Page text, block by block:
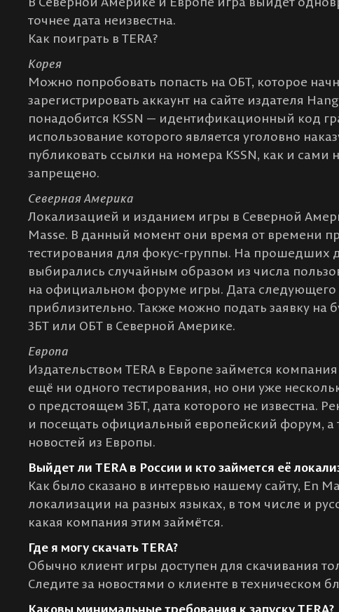
точнее дата неизвестна.
Как поиграть в TERA?
Корея
Можно попробовать попасть на ОБТ, которое
зарегистрировать аккаунт на сайте издателя
понадобится KSSN — идентификационный код
использование которого является уголовно
публиковать ссылки на номера KSSN, как и сами
запрещено.
Северная Америка
Локализацией и изданием игры в Северной
Masse. В данный момент они время от времени
тестирования для фокус-группы. На прошедших
выбирались случайным образом из числа
на официальном форуме игры. Дата следующего
приблизительно. Также можно подать заявку на
ЗБТ или ОБТ в Северной Америке.
Европа
Издательством TERA в Европе займется
ещё ни одного тестирования, но они уже
о предстоящем ЗБТ, дата которого не известна.
и посещать официальный европейский форум, а
новостей из Европы.
Выйдет ли TERA в России и кто займется её
Как было сказано в интервью нашему сайту, En
локализации на разных языках, в том числе и
какая компания этим займётся.
Где я могу скачать TERA?
Обычно клиент игры доступен для скачивания
Следите за новостями о клиенте в техническом